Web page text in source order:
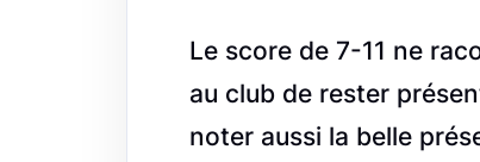
Le score de 7-11 ne
au club de rester
noter aussi la belle